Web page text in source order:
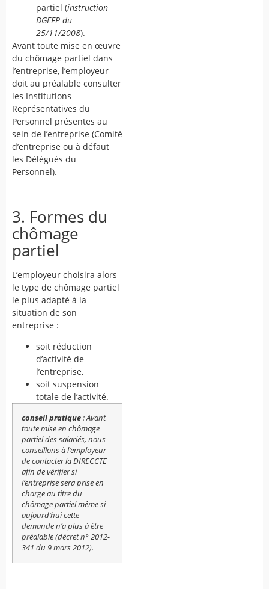
partiel (instruction
DGEFP du
25/11/2008).
Avant toute mise en œuvre
du chômage partiel dans
l’entreprise, l’employeur
doit au préalable consulter
les Institutions
Représentatives du
Personnel présentes au
sein de l’entreprise (Comité
d’entreprise ou à défaut
les Délégués du
Personnel).
3. Formes du
chômage
partiel
L’employeur choisira alors
le type de chômage partiel
le plus adapté à la
situation de son
entreprise :
soit réduction
d’activité de
l’entreprise,
soit suspension
totale de l’activité.
conseil pratique: Avant
toute mise en chômage
partiel des salariés, nous
conseillons à l’employeur
de contacter la DIRECCTE
afin de vérifier si
l’entreprise sera prise en
charge au titre du
chômage partiel même si
aujourd’hui cette
demande n’a plus à être
préalable (décret n° 2012-
341 du 9 mars 2012).